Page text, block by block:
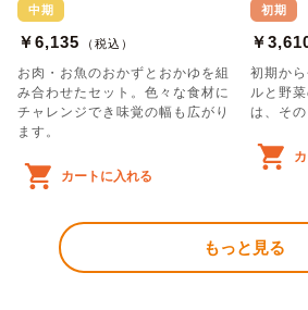
中期
￥6,135 （税込）
お肉・お魚のおかずとおかゆを組
み合わせたセット。色々な食材に
チャレンジでき味覚の幅も広がり
ます。
カートに入れる
初期
￥
初期か
ルと野
は、そ
もっと見る